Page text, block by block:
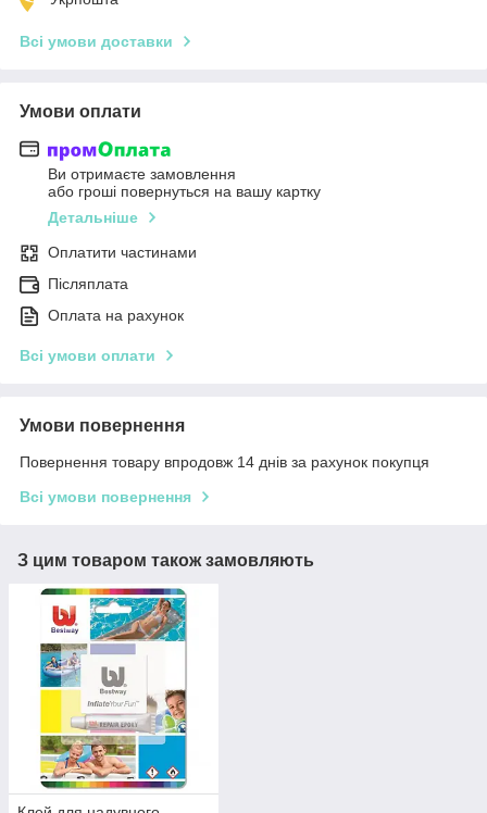
Всі умови доставки
Умови оплати
Ви отримаєте замовлення
або гроші повернуться на вашу картку
Детальніше
Оплатити частинами
Післяплата
Оплата на рахунок
Всі умови оплати
Умови повернення
Повернення товару впродовж 14 днів за рахунок покупця
Всі умови повернення
З цим товаром також замовляють